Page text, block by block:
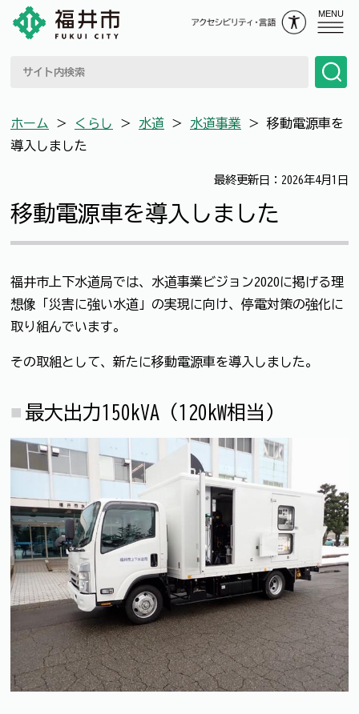
MENU
ホーム ＞ くらし ＞ 水道 ＞ 水道事業 ＞ 移動電源車を
導入しました
最終更新日：2026年4月1日
移動電源車を導入しました
福井市上下水道局では、水道事業ビジョン2020に掲げる理
想像「災害に強い水道」の実現に向け、停電対策の強化に
取り組んでいます。
その取組として、新たに移動電源車を導入しました。
最大出力150kVA（120kW相当）